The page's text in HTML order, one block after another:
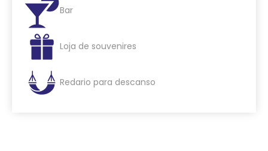
Bar
Loja de souvenires
Redario para descanso